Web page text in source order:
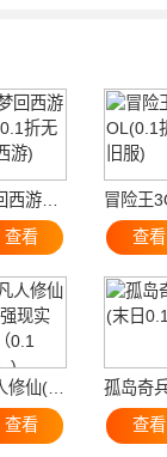
查看
查看
查看
查看